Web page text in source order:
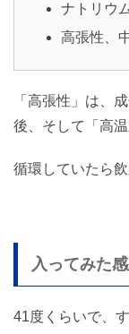
ナトリウ
高張性、
「高張性」は、
後、そして「高
循環していたら
入ってみた
41度くらいで、